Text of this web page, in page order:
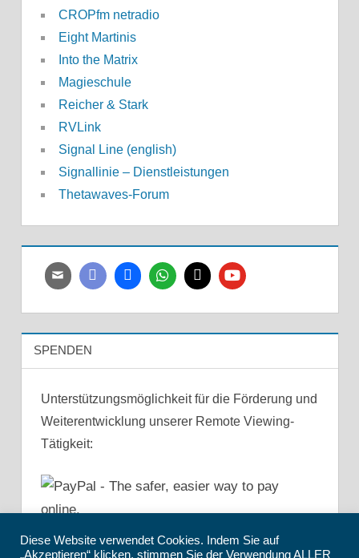
CROPfm netradio
Eight Martinis
Into the Matrix
Magieschule
Reicher & Stark
RVLink
Signal Line (english)
Signallinie – Dienstleistungen
Thetawaves-Forum
SPENDEN
Unterstützungsmöglichkeit für die Förderung und
Weiterentwicklung unserer Remote Viewing-
Tätigkeit:
Diese Website verwendet Cookies. Indem Sie auf
„Akzeptieren“ klicken, stimmen Sie der Verwendung ALLER